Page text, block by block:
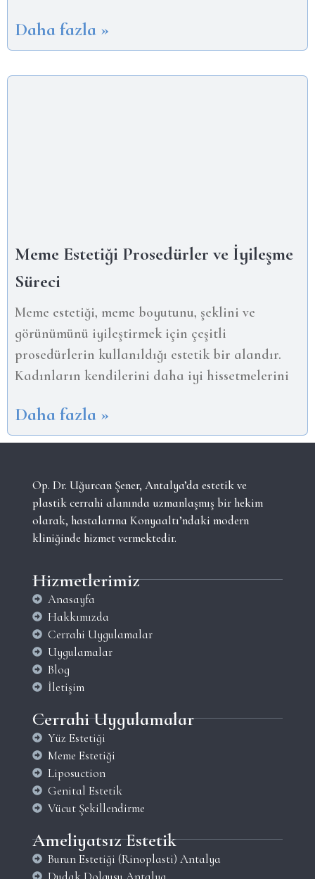
Daha fazla »
Meme Estetiği Prosedürler ve İyileşme
Süreci
Meme estetiği, meme boyutunu, şeklini ve
görünümünü iyileştirmek için çeşitli
prosedürlerin kullanıldığı estetik bir alandır.
Kadınların kendilerini daha iyi hissetmelerini
Daha fazla »
Op. Dr. Uğurcan Şener, Antalya’da estetik ve
plastik cerrahi alanında uzmanlaşmış bir hekim
olarak, hastalarına Konyaaltı’ndaki modern
kliniğinde hizmet vermektedir.
Hizmetlerimiz
Anasayfa
Hakkımızda
Cerrahi Uygulamalar
Uygulamalar
Blog
İletişim
Cerrahi Uygulamalar
Yüz Estetiği
Meme Estetiği
Liposuction
Genital Estetik
Vücut Şekillendirme
Ameliyatsız Estetik
Burun Estetiği (Rinoplasti) Antalya